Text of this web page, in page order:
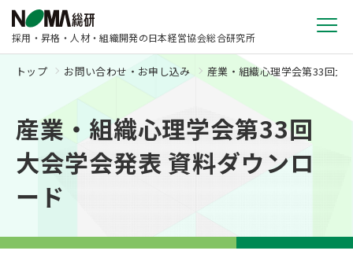
採用・昇格・人材・組織開発の日本経営協会総合研究所
トップ お問い合わせ・お申し込み 産業・組織心理学会第33回大
産業・組織心理学会第33回
大会学会発表 資料ダウンロ
ード